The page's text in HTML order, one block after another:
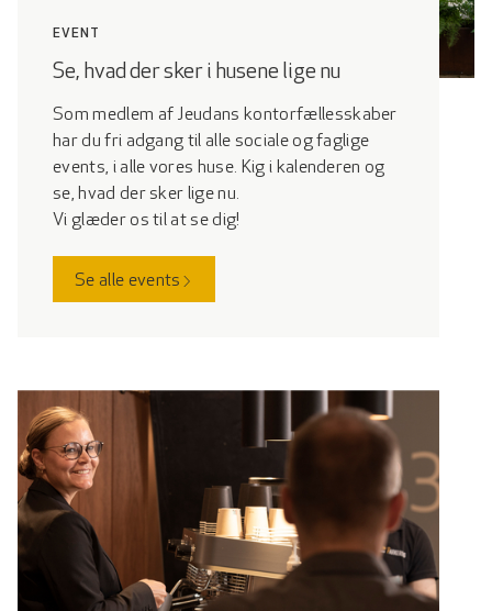
Fibernet
El, vand, varme,
rengøring og
vedligehold
Jeudans mødecentre
EVENT
Se, hvad der sker i husene lige nu
Som medlem af Jeudans kontorfællesskaber
har du fri adgang til alle sociale og faglige
events, i alle vores huse. Kig i kalenderen og
se, hvad der sker lige nu.
Vi glæder os til at se dig!
Se alle events